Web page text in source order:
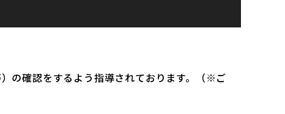
の確認をするよう指導されております。（※ご